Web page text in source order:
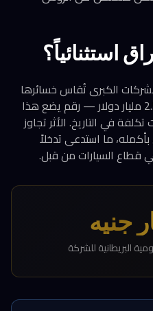
استثنائياً؟
الكبرى تُقاس خسائرها
بعشرات الملايين. هنا نتحدث عن 2.5 مليار دولار — رقم يضع هذا
في التاريخ. الأثر تجاوز
بأكمله، ما استدعى تدخلاً
قطاع السيارات من قبل.
البريطانية للشركة